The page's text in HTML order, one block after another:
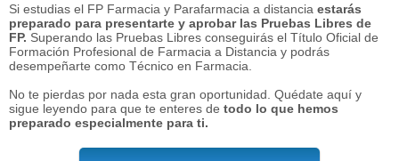
Si estudias el FP Farmacia y Parafarmacia a distancia estarás
preparado para presentarte y aprobar las Pruebas Libres de
FP. Superando las Pruebas Libres conseguirás el Título Oficial de
Formación Profesional de Farmacia a Distancia y podrás
desempeñarte como Técnico en Farmacia.
No te pierdas por nada esta gran oportunidad. Quédate aquí y
sigue leyendo para que te enteres de todo lo que hemos
preparado especialmente para ti.